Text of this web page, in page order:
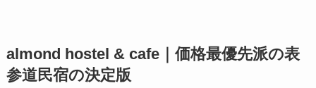
almond hostel & cafe｜価格最優先派の表
参道民宿の決定版